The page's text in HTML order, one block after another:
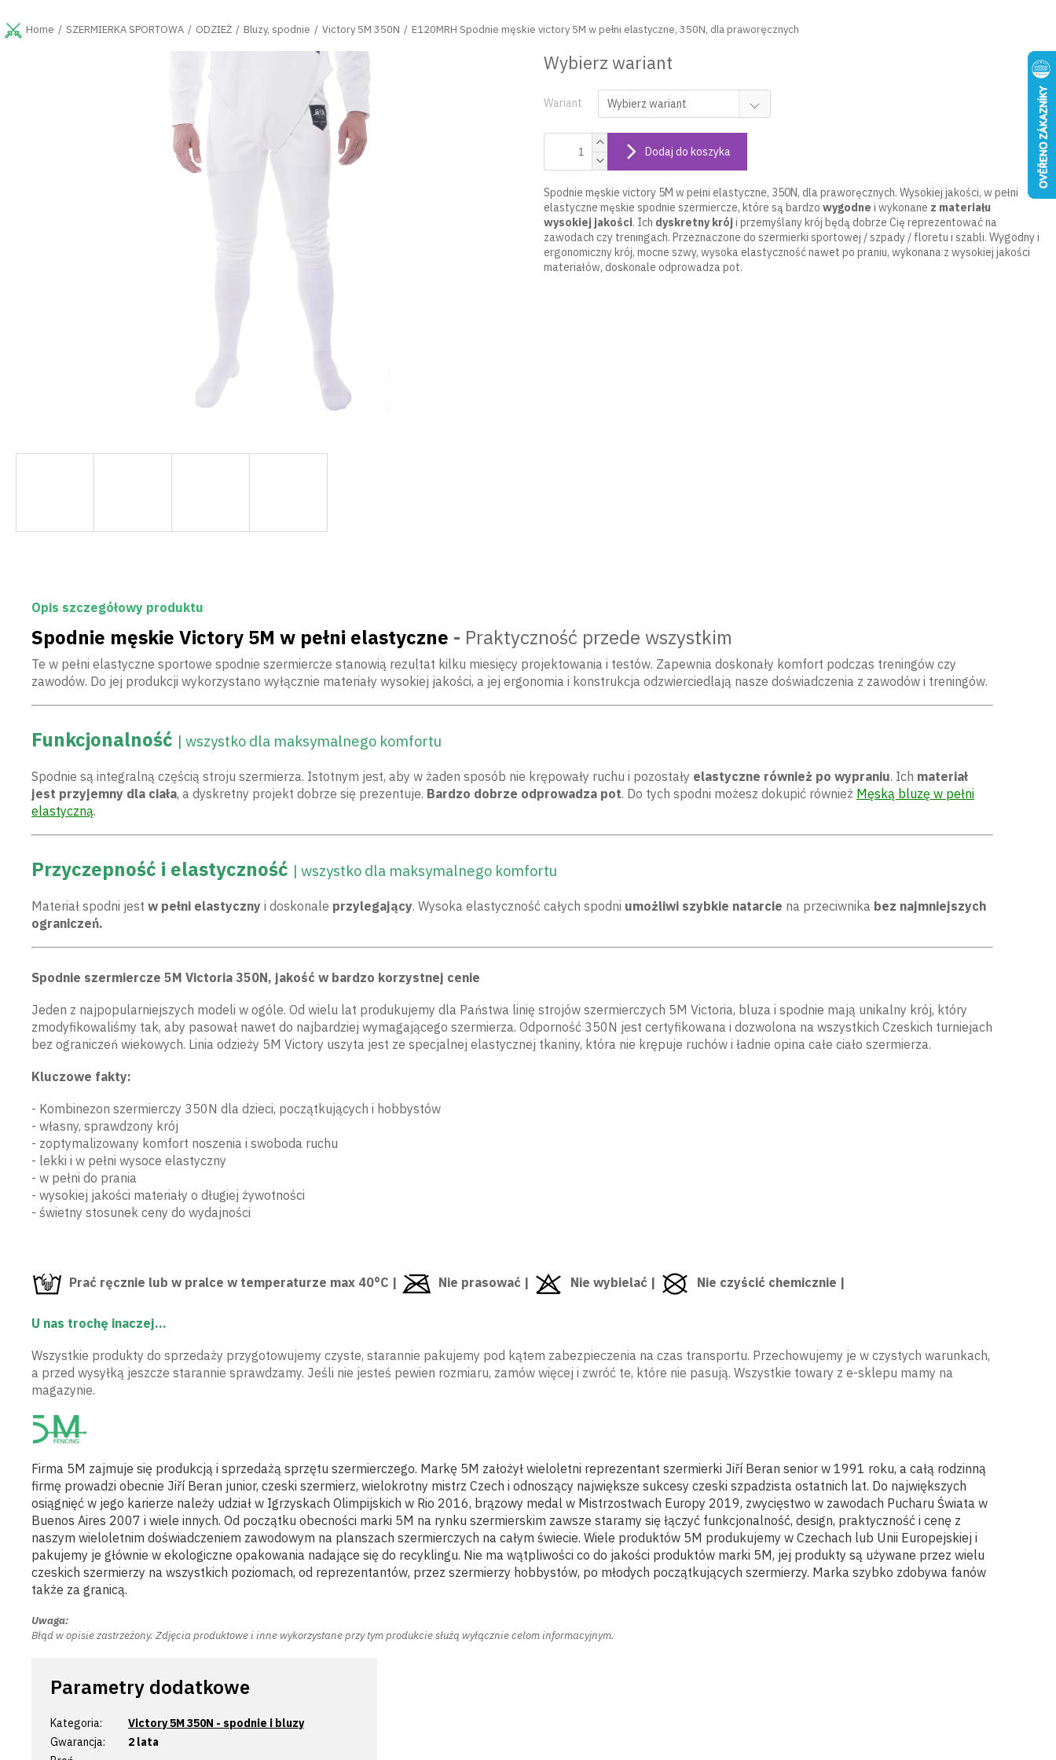
do
treściHome SZERMIERKA SPORTOWA ODZIEŻ Bluzy, spodnie Victory 5M 350N E120MRH Spodnie męskie victory 5M w pełni elastyczne, 350N, dla praworęcznych
Wybierz wariant
Wariant
Dodaj do koszyka
Spodnie męskie victory 5M w pełni elastyczne, 350N, dla praworęcznych. Wysokiej jakości, w pełni
elastyczne męskie spodnie szermiercze, które są bardzo wygodne i wykonane z materiału
wysokiej jakości. Ich dyskretny króji przemyślany krój będą dobrze Cię reprezentować na
zawodach czy treningach. Przeznaczone do szermierki sportowej / szpady / floretu i szabli. Wygodny i
ergonomiczny krój, mocne szwy, wysoka elastyczność nawet po praniu, wykonana z wysokiej jakości
materiałów, doskonale odprowadza pot.
Opis szczegółowy produktu
Spodnie męskie Victory 5M w pełni elastyczne - Praktyczność przede wszystkim
Te w pełni elastyczne sportowe spodnie szermiercze stanowią rezultat kilku miesięcy projektowania i testów. Zapewnia doskonały komfort podczas treningów czy
zawodów. Do jej produkcji wykorzystano wyłącznie materiały wysokiej jakości, a jej ergonomia i konstrukcja odzwierciedlają nasze doświadczenia z zawodów i treningów.
Funkcjonalność | wszystko dla maksymalnego komfortu
Spodnie są integralną częścią stroju szermierza. Istotnym jest, aby w żaden sposób nie krępowały ruchu i pozostały elastyczne również po wypraniu. Ich materiał
jest przyjemny dla ciała, a dyskretny projekt dobrze się prezentuje. Bardzo dobrze odprowadza pot. Do tych spodni możesz dokupić również Męską bluzę w pełni
elastyczną.
Przyczepność i elastyczność | wszystko dla maksymalnego komfortu
Materiał spodni jest w pełni elastyczny i doskonale przylegający. Wysoka elastyczność całych spodni umożliwi szybkie natarcie na przeciwnika bez najmniejszych
ograniczeń.
Spodnie szermiercze 5M Victoria 350N, jakość w bardzo korzystnej cenie
Jeden z najpopularniejszych modeli w ogóle. Od wielu lat produkujemy dla Państwa linię strojów szermierczych 5M Victoria, bluza i spodnie mają unikalny krój, który
zmodyfikowaliśmy tak, aby pasował nawet do najbardziej wymagającego szermierza. Odporność 350N jest certyfikowana i dozwolona na wszystkich Czeskich turniejach
bez ograniczeń wiekowych. Linia odzieży 5M Victory uszyta jest ze specjalnej elastycznej tkaniny, która nie krępuje ruchów i ładnie opina całe ciało szermierza.
Kluczowe fakty:
- Kombinezon szermierczy 350N dla dzieci, początkujących i hobbystów
- własny, sprawdzony krój
- zoptymalizowany komfort noszenia i swoboda ruchu
- lekki i w pełni wysoce elastyczny
- w pełni do prania
- wysokiej jakości materiały o długiej żywotności
- świetny stosunek ceny do wydajności
Prać ręcznie lub w pralce w temperaturze max 40°C | Nie prasować | Nie wybielać | Nie czyścić chemicznie |
U nas trochę inaczej...
Wszystkie produkty do sprzedaży przygotowujemy czyste, starannie pakujemy pod kątem zabezpieczenia na czas transportu. Przechowujemy je w czystych warunkach,
a przed wysyłką jeszcze starannie sprawdzamy. Jeśli nie jesteś pewien rozmiaru, zamów więcej i zwróć te, które nie pasują. Wszystkie towary z e-sklepu mamy na
magazynie.
Firma 5M zajmuje się produkcją i sprzedażą sprzętu szermierczego. Markę 5M założył wieloletni reprezentant szermierki Jiří Beran senior w 1991 roku, a całą rodzinną
firmę prowadzi obecnie Jiří Beran junior, czeski szermierz, wielokrotny mistrz Czech i odnoszący największe sukcesy czeski szpadzista ostatnich lat. Do największych
osiągnięć w jego karierze należy udział w Igrzyskach Olimpijskich w Rio 2016, brązowy medal w Mistrzostwach Europy 2019, zwycięstwo w zawodach Pucharu Świata w
Buenos Aires 2007 i wiele innych. Od początku obecności marki 5M na rynku szermierskim zawsze staramy się łączyć funkcjonalność, design, praktyczność i cenę z
naszym wieloletnim doświadczeniem zawodowym na planszach szermierczych na całym świecie. Wiele produktów 5M produkujemy w Czechach lub Unii Europejskiej i
pakujemy je głównie w ekologiczne opakowania nadające się do recyklingu. Nie ma wątpliwości co do jakości produktów marki 5M, jej produkty są używane przez wielu
czeskich szermierzy na wszystkich poziomach, od reprezentantów, przez szermierzy hobbystów, po młodych początkujących szermierzy. Marka szybko zdobywa fanów
także za granicą.
Uwaga:
Błąd w opisie zastrzeżony. Zdjęcia produktowe i inne wykorzystane przy tym produkcie służą wyłącznie celom informacyjnym.
Parametry dodatkowe
Kategoria:
Victory 5M 350N - spodnie i bluzy
Gwarancja:
2 lata